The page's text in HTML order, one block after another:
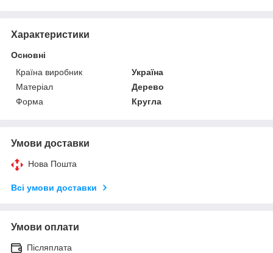
Характеристики
Основні
Країна виробник
Україна
Матеріал
Дерево
Форма
Кругла
Умови доставки
Нова Пошта
Всі умови доставки
Умови оплати
Післяплата